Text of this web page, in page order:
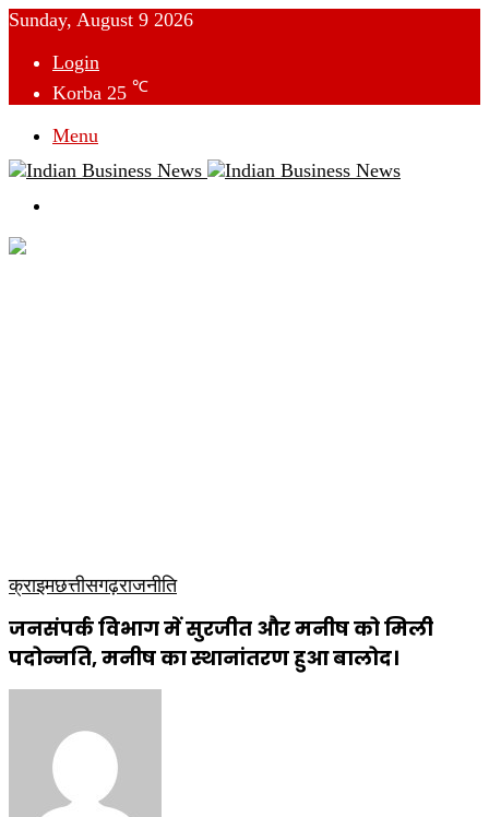
Sunday, August 9 2026
Login
Korba 25 ℃
Menu
क्राइमछत्तीसगढ़राजनीति
जनसंपर्क विभाग में सुरजीत और मनीष को मिली
पदोन्नति, मनीष का स्थानांतरण हुआ बालोद।